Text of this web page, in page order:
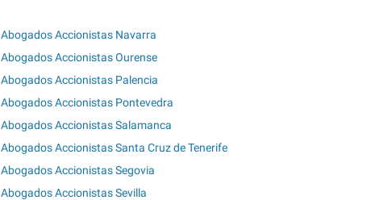
Abogados Accionistas Navarra
Abogados Accionistas Ourense
Abogados Accionistas Palencia
Abogados Accionistas Pontevedra
Abogados Accionistas Salamanca
Abogados Accionistas Santa Cruz de Tenerife
Abogados Accionistas Segovia
Abogados Accionistas Sevilla